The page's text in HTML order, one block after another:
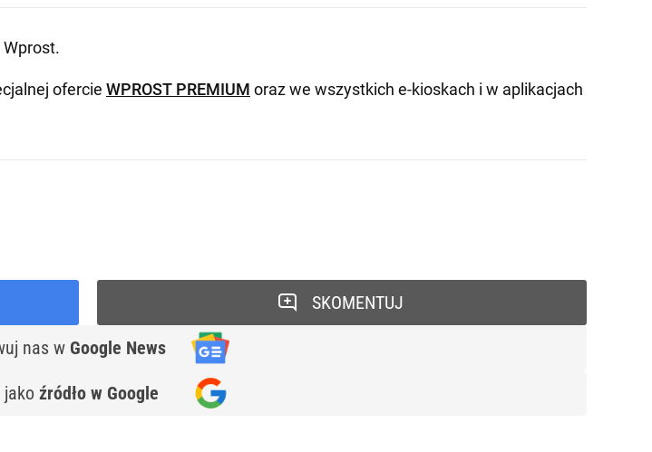
.
ofercie WPROST PREMIUM oraz we wszystkich e-kioskach i w aplikacjach
nas w Google News
jako źródło w Google
SKOMENTUJ